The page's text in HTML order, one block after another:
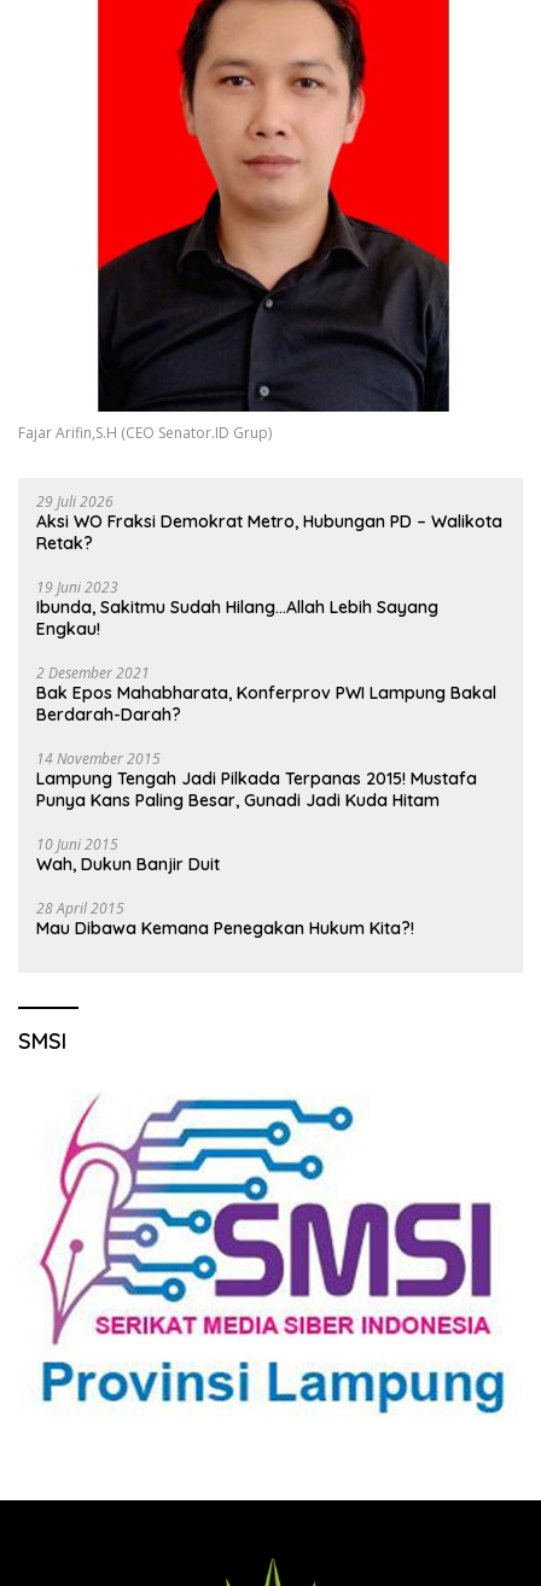
Fajar Arifin,S.H (CEO Senator.ID Grup)
29 Juli 2026
Aksi WO Fraksi Demokrat Metro, Hubungan PD – Walikota
Retak?
19 Juni 2023
Ibunda, Sakitmu Sudah Hilang…Allah Lebih Sayang
Engkau!
2 Desember 2021
Bak Epos Mahabharata, Konferprov PWI Lampung Bakal
Berdarah-Darah?
14 November 2015
Lampung Tengah Jadi Pilkada Terpanas 2015! Mustafa
Punya Kans Paling Besar, Gunadi Jadi Kuda Hitam
10 Juni 2015
Wah, Dukun Banjir Duit
28 April 2015
Mau Dibawa Kemana Penegakan Hukum Kita?!
SMSI